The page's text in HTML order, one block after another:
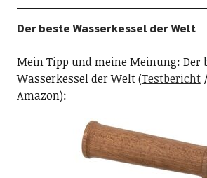
Der beste Wasserkessel der Welt
Mein Tipp und meine Meinung: Der
Wasserkessel der Welt (Testbericht/
Amazon):